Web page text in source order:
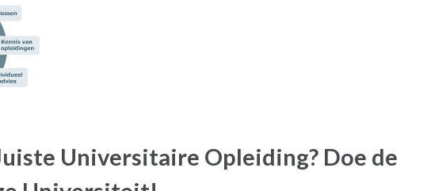
Universitaire Opleiding? Doe de